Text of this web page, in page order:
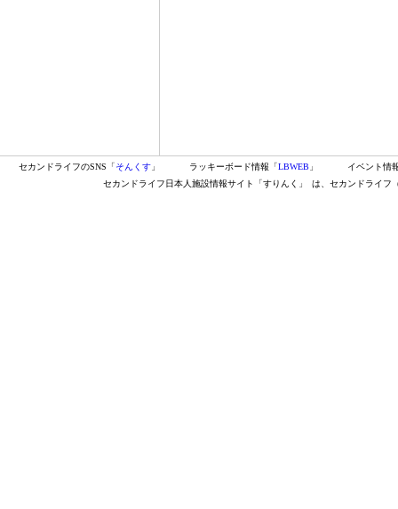
セカンドライフのSNS「そんくす 」 ラッキーボード情報「LBWEB 」
イベント情
セカンドライフ日本人施設情報サイト「すりんく」
は、セカンドライフ